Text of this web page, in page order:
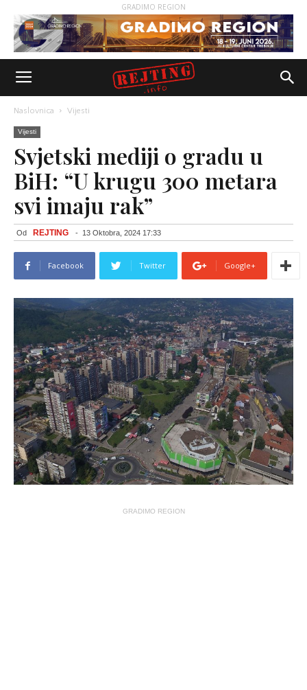
GRADIMO REGION
Naslovnica Vijesti
Vijesti
Svjetski mediji o gradu u
BiH: “U krugu 300 metara
svi imaju rak”
Od REJTING - 13 Oktobra, 2024 17:33
Facebook Twitter Google+
GRADIMO REGION